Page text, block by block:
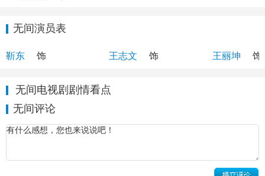
无间演员表
陆风
靳东
饰
王志文
饰
王丽坤
饰
无间电视剧剧情看点
无间评论